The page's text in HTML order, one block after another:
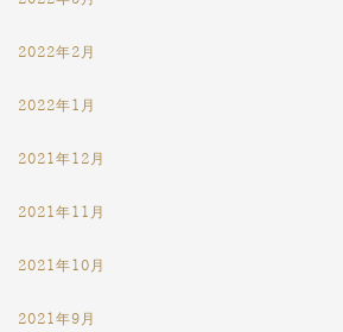
2022年2月
2022年1月
2021年12月
2021年11月
2021年10月
2021年9月